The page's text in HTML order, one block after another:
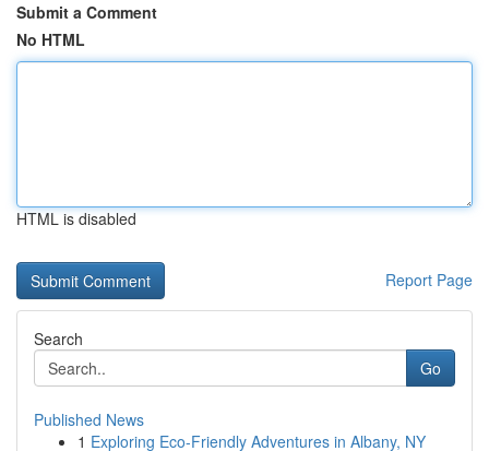
Submit a Comment
No HTML
HTML is disabled
Report Page
Search
Go
Published News
1 Exploring Eco-Friendly Adventures in Albany, NY